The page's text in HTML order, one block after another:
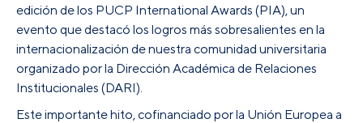
edición de los PUCP International Awards (PIA), un
evento que destacó los logros más sobresalientes en la
internacionalización de nuestra comunidad universitaria
organizado por la Dirección Académica de Relaciones
Institucionales (DARI).
Este importante hito, cofinanciado por la Unión Europea a